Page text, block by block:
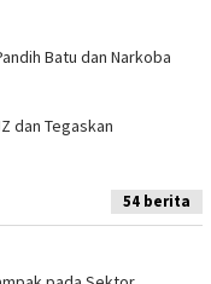
Batu dan Narkoba
dan Tegaskan
54 berita